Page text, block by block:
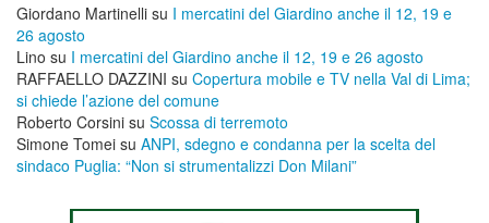
Giordano Martinelli su I mercatini del Giardino anche il 12, 19 e
26 agosto
Lino su I mercatini del Giardino anche il 12, 19 e 26 agosto
RAFFAELLO DAZZINI su ​Copertura mobile e TV nella Val di Lima;
si chiede l’azione del comune
Roberto Corsini su Scossa di terremoto
Simone Tomei su ANPI, sdegno e condanna per la scelta del
sindaco Puglia: “Non si strumentalizzi Don Milani”